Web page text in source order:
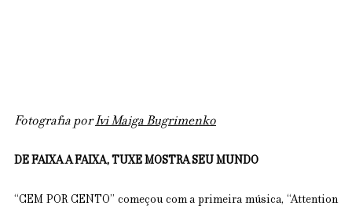
Fotografia por Ivi Maiga Bugrimenko
DE FAIXA A FAIXA, TUXE MOSTRA SEU MUNDO
“CEM POR CENTO” começou com a primeira música, “Attention